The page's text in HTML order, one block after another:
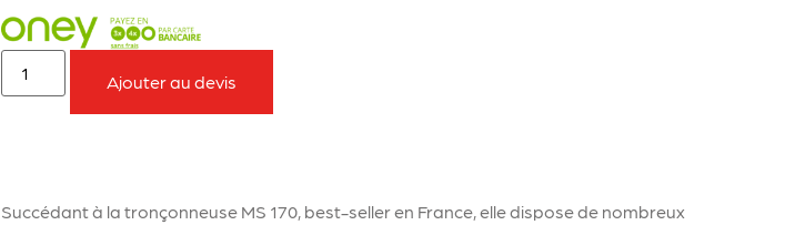
Ajouter au devis
Succédant à la tronçonneuse MS 170, best-seller en France, elle dispose de nombreux